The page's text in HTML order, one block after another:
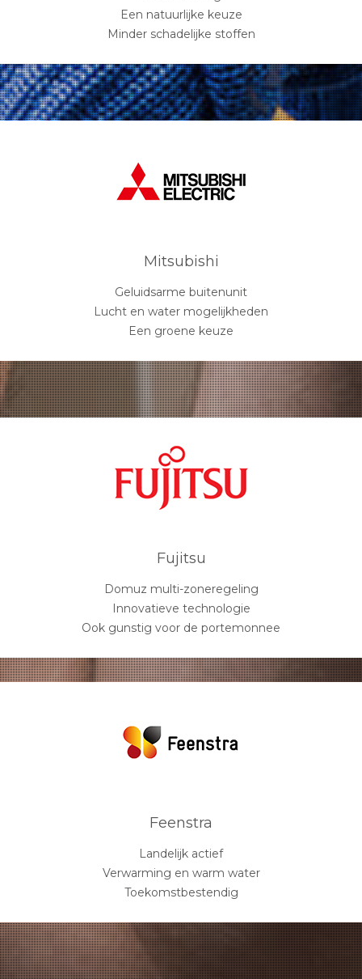
Een natuurlijke keuze
Minder schadelijke stoffen
Mitsubishi
Geluidsarme buitenunit
Lucht en water mogelijkheden
Een groene keuze
Fujitsu
Domuz multi-zoneregeling
Innovatieve technologie
Ook gunstig voor de portemonnee
Feenstra
Landelijk actief
Verwarming en warm water
Toekomstbestendig